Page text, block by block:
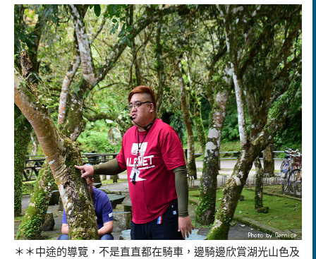
＊＊中途的導覽，不是直直都在騎車，邊騎邊欣賞湖光山色及